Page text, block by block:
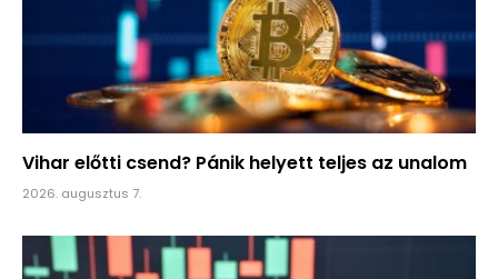
Vihar előtti csend? Pánik helyett teljes az unalom
2026. augusztus 7.